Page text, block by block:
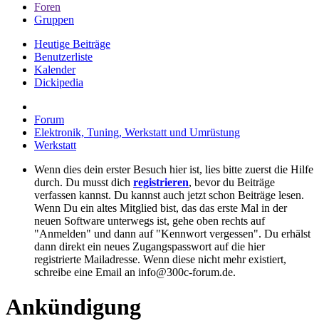
Foren
Gruppen
Heutige Beiträge
Benutzerliste
Kalender
Dickipedia
Forum
Elektronik, Tuning, Werkstatt und Umrüstung
Werkstatt
Wenn dies dein erster Besuch hier ist, lies bitte zuerst die Hilfe
durch. Du musst dich registrieren, bevor du Beiträge
verfassen kannst. Du kannst auch jetzt schon Beiträge lesen.
Wenn Du ein altes Mitglied bist, das das erste Mal in der
neuen Software unterwegs ist, gehe oben rechts auf
"Anmelden" und dann auf "Kennwort vergessen". Du erhälst
dann direkt ein neues Zugangspasswort auf die hier
registrierte Mailadresse. Wenn diese nicht mehr existiert,
schreibe eine Email an info@300c-forum.de.
Ankündigung